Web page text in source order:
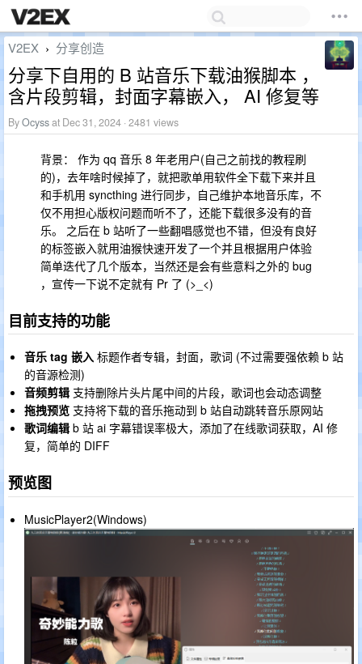
V2EX › 分享创造
分享下自用的 B 站音乐下载油猴脚本 ，
含片段剪辑，封面字幕嵌入， AI 修复等
ByOcyssat Dec 31, 2024 · 2481 views
背景： 作为 qq 音乐 8 年老用户(自己之前找的教程刷
的)，去年啥时候掉了，就把歌单用软件全下载下来并且
和手机用 syncthing 进行同步，自己维护本地音乐库，不
仅不用担心版权问题而听不了，还能下载很多没有的音
乐。 之后在 b 站听了一些翻唱感觉也不错，但没有良好
的标签嵌入就用油猴快速开发了一个并且根据用户体验
简单迭代了几个版本，当然还是会有些意料之外的 bug
，宣传一下说不定就有 Pr 了 (>_<)
目前支持的功能
音乐 tag 嵌入 标题作者专辑，封面，歌词 (不过需要强依赖 b 站
的音源检测)
音频剪辑 支持删除片头片尾中间的片段，歌词也会动态调整
拖拽预览 支持将下载的音乐拖动到 b 站自动跳转音乐原网站
歌词编辑 b 站 ai 字幕错误率极大，添加了在线歌词获取，AI 修
复，简单的 DIFF
预览图
MusicPlayer2(Windows)